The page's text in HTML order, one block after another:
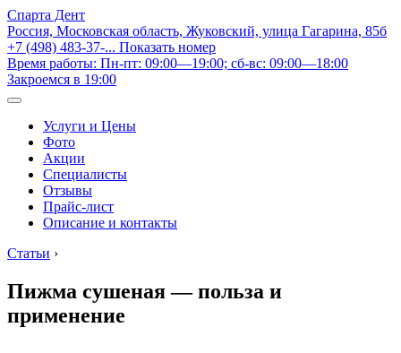
Спарта Дент
Россия, Московская область, Жуковский, улица Гагарина, 85б
+7 (498) 483-37-... Показать номер
Время работы: Пн-пт: 09:00—19:00; сб-вс: 09:00—18:00
Закроемся в 19:00
Услуги и Цены
Фото
Акции
Специалисты
Отзывы
Прайс-лист
Описание и контакты
Статьи ›
Пижма сушеная — польза и
применение